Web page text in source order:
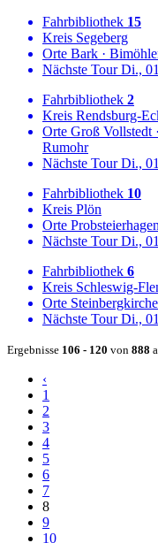
Fahrbibliothek 15
Kreis Segeberg
Orte Bark ·
Nächste TourDi.,
Fahrbibliothek 2
Kreis Rendsburg-
Orte Groß Vollstedt ·
Rumohr
Nächste TourDi.,
Fahrbibliothek 10
Kreis Plön
Orte Probsteierhagen
Nächste TourDi.,
Fahrbibliothek 6
Kreis Schleswig-
Orte Steinbergkirche
Nächste TourDi.,
Ergebnisse 106 - 120 von 888
‹
1
2
3
4
5
6
7
8
9
10